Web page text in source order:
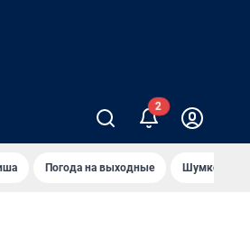
Погода на выходные Шумков в